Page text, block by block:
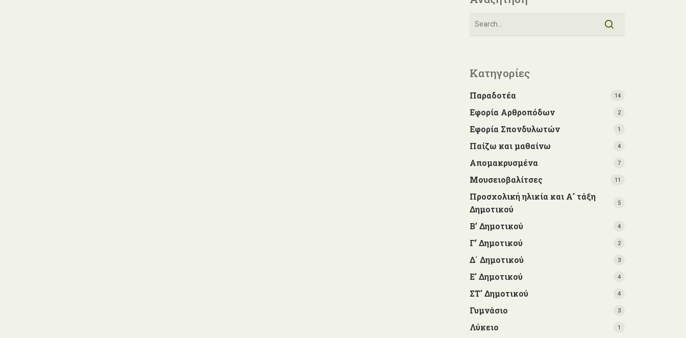
Κατηγορίες
Παραδοτέα 14
Εφορία Αρθροπόδων 2
Εφορία Σπονδυλωτών 1
Παίζω και μαθαίνω 4
Απομακρυσμένα 7
Μουσειοβαλίτσες 11
Προσχολική ηλικία και Α' τάξη
Δημοτικού
5
Β’ Δημοτικού 4
Γ’ Δημοτικού 2
Δ΄ Δημοτικού 3
Ε' Δημοτικού 4
ΣΤ' Δημοτικού 4
Γυμνάσιο 3
Λύκειο 1